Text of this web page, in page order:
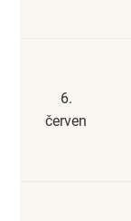
6.
červen